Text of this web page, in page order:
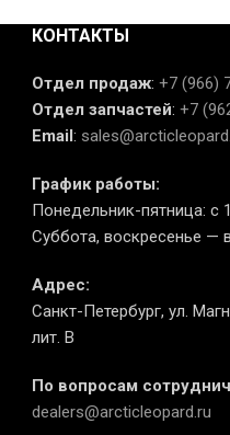
КОНТАКТЫ
Отдел продаж: +7 (966)
Отдел запчастей: +7
Email:
График работы:
Понедельник-пятница: с
Суббота, воскресенье —
Адрес:
Санкт-Петербург, ул.
лит. В
По вопросам
dealers@arcticleopard.ru